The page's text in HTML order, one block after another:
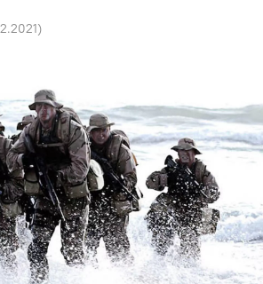
)